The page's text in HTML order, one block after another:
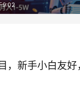
9:02
，新手小白友好